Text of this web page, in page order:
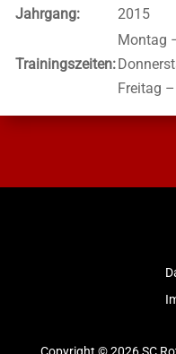
Jahrgang:
2015
Trainingszeiten:
Montag
Freitag
Copyright © 2026 SC